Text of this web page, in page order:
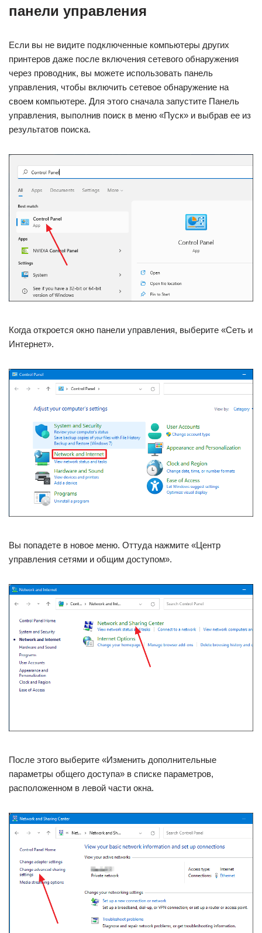
панели управления
Если вы не видите подключенные компьютеры других
принтеров даже после включения сетевого обнаружения
через проводник, вы можете использовать панель
управления, чтобы включить сетевое обнаружение на
своем компьютере. Для этого сначала запустите Панель
управления, выполнив поиск в меню «Пуск» и выбрав ее из
результатов поиска.
Когда откроется окно панели управления, выберите «Сеть и
Интернет».
Вы попадете в новое меню. Оттуда нажмите «Центр
управления сетями и общим доступом».
После этого выберите «Изменить дополнительные
параметры общего доступа» в списке параметров,
расположенном в левой части окна.